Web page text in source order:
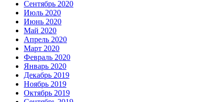
Сентябрь 2020
Июль 2020
Июнь 2020
Май 2020
Апрель 2020
Март 2020
Февраль 2020
Январь 2020
Декабрь 2019
Ноябрь 2019
Октябрь 2019